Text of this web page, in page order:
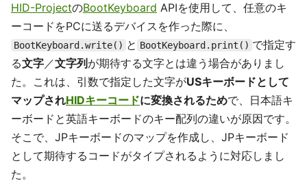
HID-ProjectのBootKeyboard APIを使用して、任意のキ
ーコードをPCに送るデバイスを作った際に、
BootKeyboard.write() と BootKeyboard.print() で指定す
る文字／文字列 が期待する文字とは違う場合がありまし
た。これは、引数で指定した文字がUSキーボードとして
マップされHIDキーコードに変換されるためで、日本語キ
ーボードと英語キーボードのキー配列の違いが原因です。
そこで、JPキーボードのマップを作成し、JPキーボード
として期待するコードがタイプされるように対応しまし
た。